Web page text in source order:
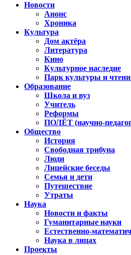
Новости
Анонс
Хроника
Культура
Дом актёра
Литература
Кино
Культурное наследие
Парк культуры и
Образование
Школа и вуз
Учитель
Реформы
ПОЛЁТ (научно-
Общество
История
Свободная трибуна
Люди
Лицейские беседы
Семья и дети
Путешествие
Утраты
Наука
Новости и факты
Гуманитарные науки
Естественно-
Наука в лицах
Проекты